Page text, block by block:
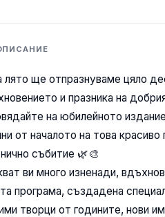
лято ще отпразнуваме цяло
и празника на
на юбилейното
от началото на това
събитие 🌿🎨
ви много изненади,
програма, създадена
творци от годините, нови